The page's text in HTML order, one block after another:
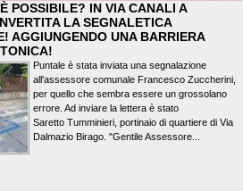
POSSIBILE? IN VIA CANALI A
LA SEGNALETICA
AGGIUNGENDO UNA BARRIERA
Puntale è stata inviata una segnalazione
all'assessore comunale Francesco Zuccherini,
per quello che sembra essere un grossolano
errore. Ad inviare la lettera è stato
Saretto Tumminieri, portinaio di quartiere di Via
Dalmazio Birago. "Gentile Assessore...